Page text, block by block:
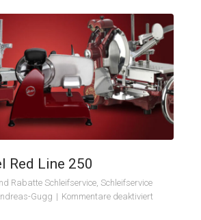
Red Line 250
Rabatte Schleifservice Schleifservice
Gugg Kommentare deaktiviert